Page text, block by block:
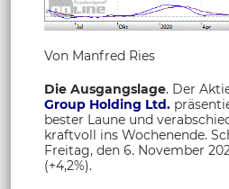
Von Manfred Ries
Die Ausgangslage. Der
Group Holding Ltd.
bester Laune und
kraftvoll ins Wochenende.
Freitag, den 6. November
(+4,2%).